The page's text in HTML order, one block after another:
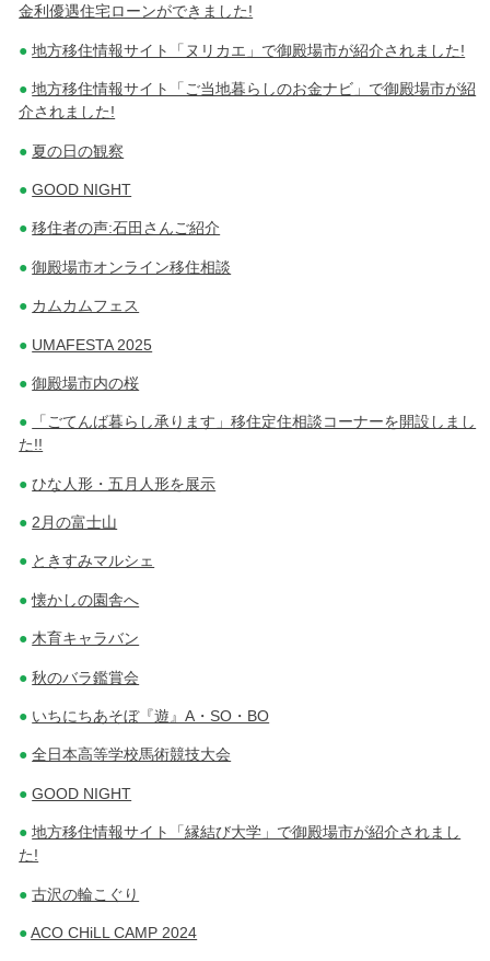
金利優遇住宅ローンができました!
地方移住情報サイト「ヌリカエ」で御殿場市が紹介されました!
地方移住情報サイト「ご当地暮らしのお金ナビ」で御殿場市が紹
介されました!
夏の日の観察
GOOD NIGHT
移住者の声:石田さんご紹介
御殿場市オンライン移住相談
カムカムフェス
UMAFESTA 2025
御殿場市内の桜
「ごてんば暮らし承ります」移住定住相談コーナーを開設しまし
た!!
ひな人形・五月人形を展示
2月の富士山
ときすみマルシェ
懐かしの園舎へ
木育キャラバン
秋のバラ鑑賞会
いちにちあそぼ『遊』A・SO・BO
全日本高等学校馬術競技大会
GOOD NIGHT
地方移住情報サイト「縁結び大学」で御殿場市が紹介されまし
た!
古沢の輪こぐり
ACO CHiLL CAMP 2024